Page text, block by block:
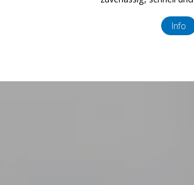
Info